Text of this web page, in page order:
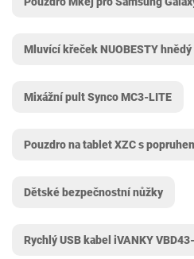
Mluvící křeček NUOBESTY hnědý
Mixážní pult Synco MC3-LITE
Pouzdro na tablet XZC s
Dětské bezpečnostní nůžky
Rychlý USB kabel iVANKY